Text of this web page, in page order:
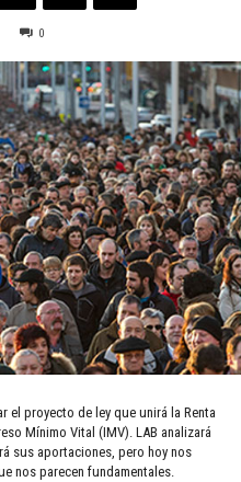
0
el proyecto de ley que unirá la Renta
Mínimo Vital (IMV). LAB analizará
sus aportaciones, pero hoy nos
nos parecen fundamentales.